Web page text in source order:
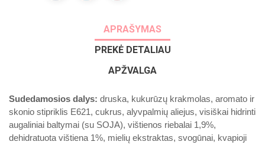
APRAŠYMAS
PREKĖ DETALIAU
APŽVALGA
Sudedamosios dalys: druska, kukurūzų krakmolas, aromato ir
skonio stipriklis E621, cukrus, alyvpalmių aliejus, visiškai hidrinti
augaliniai baltymai (su SOJA), vištienos riebalai 1,9%,
dehidratuota vištiena 1%, mielių ekstraktas, svogūnai, kvapioji